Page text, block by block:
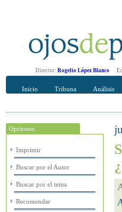
Director: Rogelio López Blanco
Inicio Tribuna Análisis
Opciones
Imprimir
Buscar por el Autor
Buscar por el tema
Recomendar